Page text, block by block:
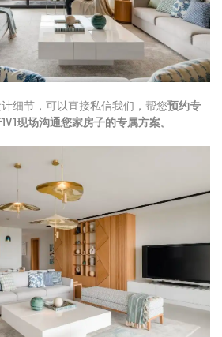
细节，可以直接私信我们，帮您预约专
现场沟通您家房子的专属方案。